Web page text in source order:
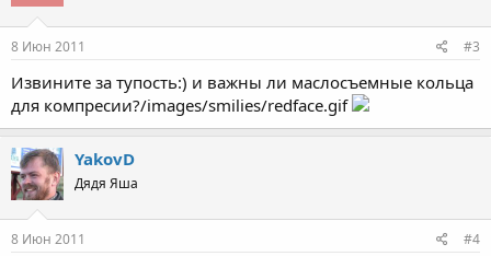
8 Июн 2011 #3
Извините за тупость:) и важны ли маслосъемные кольца
для компресии?/images/smilies/redface.gif
YakovD
Дядя Яша
8 Июн 2011 #4